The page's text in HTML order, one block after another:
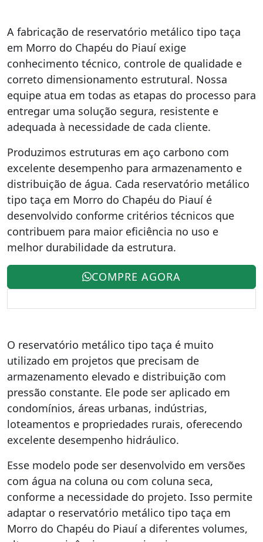
A fabricação de reservatório metálico tipo taça
em Morro do Chapéu do Piauí exige
conhecimento técnico, controle de qualidade e
correto dimensionamento estrutural. Nossa
equipe atua em todas as etapas do processo para
entregar uma solução segura, resistente e
adequada à necessidade de cada cliente.
Produzimos estruturas em aço carbono com
excelente desempenho para armazenamento e
distribuição de água. Cada reservatório metálico
tipo taça em Morro do Chapéu do Piauí é
desenvolvido conforme critérios técnicos que
contribuem para maior eficiência no uso e
melhor durabilidade da estrutura.
COMPRE AGORA
O reservatório metálico tipo taça é muito
utilizado em projetos que precisam de
armazenamento elevado e distribuição com
pressão constante. Ele pode ser aplicado em
condomínios, áreas urbanas, indústrias,
loteamentos e propriedades rurais, oferecendo
excelente desempenho hidráulico.
Esse modelo pode ser desenvolvido em versões
com água na coluna ou com coluna seca,
conforme a necessidade do projeto. Isso permite
adaptar o reservatório metálico tipo taça em
Morro do Chapéu do Piauí a diferentes volumes,